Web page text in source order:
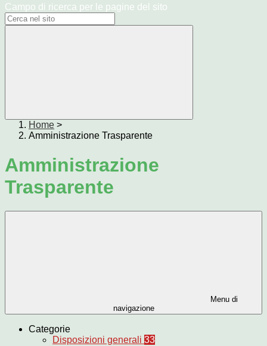
Campo di ricerca per le pagine del sito
Home >
Amministrazione Trasparente
Amministrazione
Trasparente
Menu di
navigazione
Categorie
Disposizioni generali 33